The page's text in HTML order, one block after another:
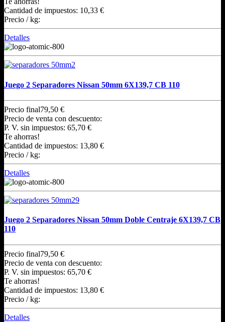
Cantidad de impuestos: 10,33 €
Precio / kg:
Detalles
Juego 2 Separadores Nissan 50mm 6X139,7 CB 110
Precio final79,50 €
Precio de venta con descuento:
P. V. sin impuestos: 65,70 €
Te ahorras!
Cantidad de impuestos: 13,80 €
Precio / kg:
Detalles
Juego 2 Separadores Nissan 50mm Doble Centraje 6X139,7 CB
110
Precio final79,50 €
Precio de venta con descuento:
P. V. sin impuestos: 65,70 €
Te ahorras!
Cantidad de impuestos: 13,80 €
Precio / kg:
Detalles